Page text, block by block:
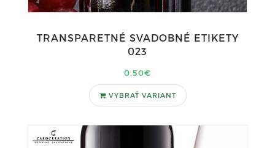
TRANSPARETNÉ SVADOBNÉ ETIKETY
023
0,50€
VYBRAŤ VARIANT